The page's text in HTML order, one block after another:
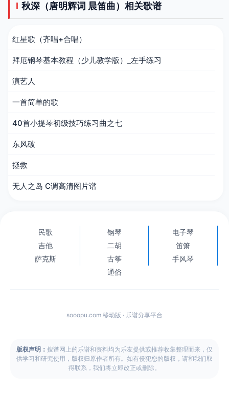
秋深（唐明辉词 晨笛曲）相关歌谱
红星歌（齐唱+合唱）
拜厄钢琴基本教程（少儿教学版）_左手练习
演艺人
一首简单的歌
40首小提琴初级技巧练习曲之七
东风破
拯救
无人之岛 C调高清图片谱
民歌 钢琴
电子琴
吉他
二胡
笛箫
萨克斯
古筝
手风琴
通俗
sooopu.com 移动版 · 乐谱分享平台
版权声明： 搜谱网上的乐谱和资料均为乐友提供或推荐收集整理而来，仅
供学习和研究使用，版权归原作者所有。如有侵犯您的版权，请和我们取
得联系，我们将立即改正或删除。